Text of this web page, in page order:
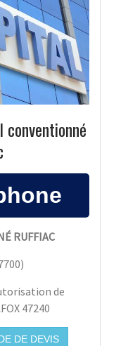
RUFFIAC
)
de
47240
DE DEVIS